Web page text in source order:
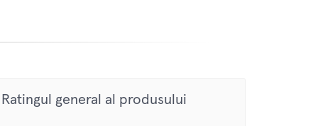
Ratingul general al produsului